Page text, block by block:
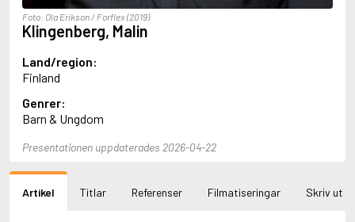
Adamov, Arthur
Adams, Douglas
Adams, Herbert
Adams, Jane
Adams, Richard
Adbåge, Emma
Adbåge, Lisen
Adelborg, Ottilia
Adiga, Aravind
Adnan, Etel
Foto: Ola Erikson / Forflex (2019)
Klingenberg, Malin
Land/region:
Finland
Genrer:
Barn & Ungdom
Presentationen uppdaterades 2026-04-22
Artikel Titlar Referenser Filmatiseringar Skriv ut